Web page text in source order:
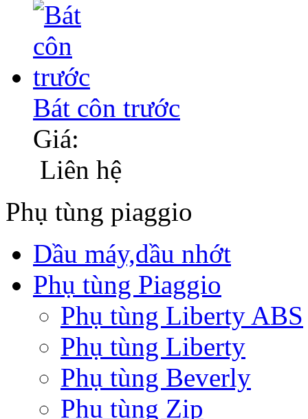
Bát côn trước
Giá:
Liên hệ
Phụ tùng piaggio
Dầu máy,dầu nhớt
Phụ tùng Piaggio
Phụ tùng Liberty ABS
Phụ tùng Liberty
Phụ tùng Beverly
Phụ tùng Zip